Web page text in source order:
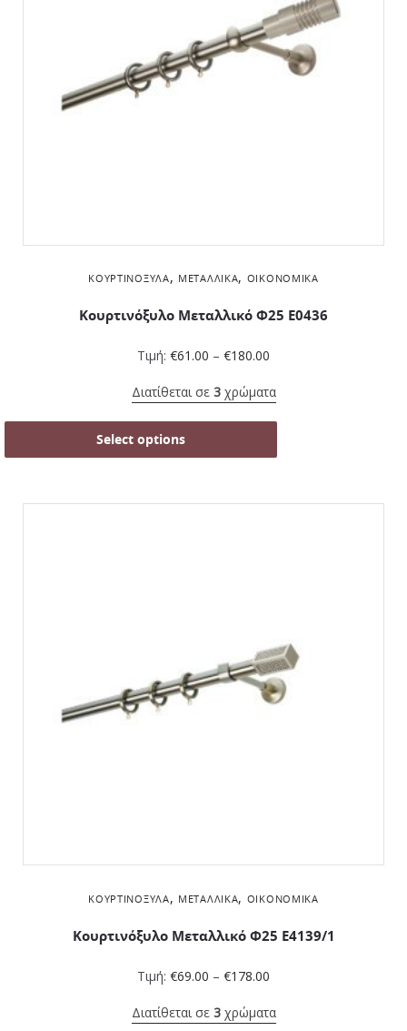
ΚΟΥΡΤΙΝΌΞΥΛΑ, ΜΕΤΑΛΛΙΚΆ, ΟΙΚΟΝΟΜΙΚΆ
Κουρτινόξυλο Μεταλλικό Φ25 Ε0436
Τιμή: €61.00 – €180.00
Διατίθεται σε 3χρώματα
Select options
ΚΟΥΡΤΙΝΌΞΥΛΑ, ΜΕΤΑΛΛΙΚΆ, ΟΙΚΟΝΟΜΙΚΆ
Κουρτινόξυλο Μεταλλικό Φ25 Ε4139/1
Τιμή: €69.00 – €178.00
Διατίθεται σε 3χρώματα